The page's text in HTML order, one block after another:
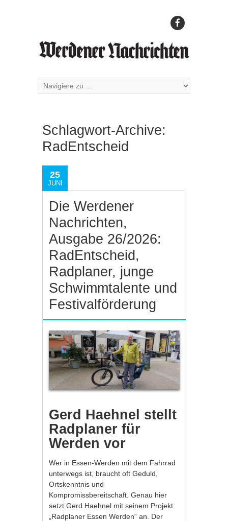
Schlagwort-Archive:
RadEntscheid
25
JUNI
Die Werdener
Nachrichten,
Ausgabe 26/2026:
RadEntscheid,
Radplaner, junge
Schwimmtalente und
Festivalförderung
Gerd Haehnel stellt
Radplaner für
Werden vor
Wer in Essen-Werden mit dem Fahrrad
unterwegs ist, braucht oft Geduld,
Ortskenntnis und
Kompromissbereitschaft. Genau hier
setzt Gerd Haehnel mit seinem Projekt
„Radplaner Essen Werden“ an. Der